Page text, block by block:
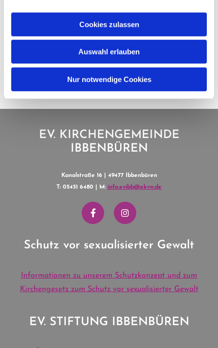
Cookies zulassen
Auswahl erlauben
Nur notwendige Cookies
EV. KIRCHENGEMEINDE
IBBENBÜREN
Kanalstraße 16 | 49477 Ibbenbüren
T: 05451 6480 | M: info.evibb@ekvw.de
Schutz vor sexualisierter Gewalt
Informationen zu unserem Schutzkonzept und zum
Kirchengesetz zum Schutz vor sexualisierter Gewalt
EV. STIFTUNG IBBENBÜREN